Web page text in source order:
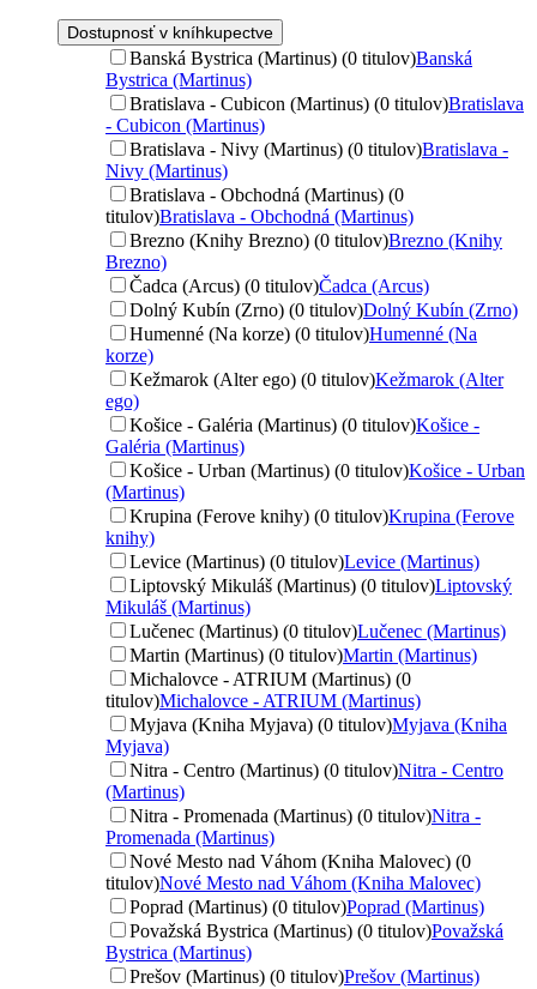
Dostupnosť v kníhkupectve
Banská Bystrica (Martinus) (0 titulov)Banská
Bystrica (Martinus)
Bratislava - Cubicon (Martinus) (0 titulov)Bratislava
- Cubicon (Martinus)
Bratislava - Nivy (Martinus) (0 titulov)Bratislava -
Nivy (Martinus)
Bratislava - Obchodná (Martinus) (0
titulov)Bratislava - Obchodná (Martinus)
Brezno (Knihy Brezno) (0 titulov)Brezno (Knihy
Brezno)
Čadca (Arcus) (0 titulov)Čadca (Arcus)
Dolný Kubín (Zrno) (0 titulov)Dolný Kubín (Zrno)
Humenné (Na korze) (0 titulov)Humenné (Na
korze)
Kežmarok (Alter ego) (0 titulov)Kežmarok (Alter
ego)
Košice - Galéria (Martinus) (0 titulov)Košice -
Galéria (Martinus)
Košice - Urban (Martinus) (0 titulov)Košice - Urban
(Martinus)
Krupina (Ferove knihy) (0 titulov)Krupina (Ferove
knihy)
Levice (Martinus) (0 titulov)Levice (Martinus)
Liptovský Mikuláš (Martinus) (0 titulov)Liptovský
Mikuláš (Martinus)
Lučenec (Martinus) (0 titulov)Lučenec (Martinus)
Martin (Martinus) (0 titulov)Martin (Martinus)
Michalovce - ATRIUM (Martinus) (0
titulov)Michalovce - ATRIUM (Martinus)
Myjava (Kniha Myjava) (0 titulov)Myjava (Kniha
Myjava)
Nitra - Centro (Martinus) (0 titulov)Nitra - Centro
(Martinus)
Nitra - Promenada (Martinus) (0 titulov)Nitra -
Promenada (Martinus)
Nové Mesto nad Váhom (Kniha Malovec) (0
titulov)Nové Mesto nad Váhom (Kniha Malovec)
Poprad (Martinus) (0 titulov)Poprad (Martinus)
Považská Bystrica (Martinus) (0 titulov)Považská
Bystrica (Martinus)
Prešov (Martinus) (0 titulov)Prešov (Martinus)